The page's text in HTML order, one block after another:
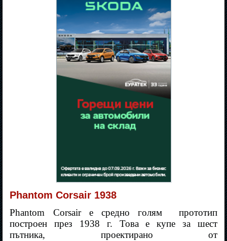
Phantom Corsair 1938
Phantom Corsair е средно голям
прототип
построен през 1938 г. Това е купе за шест
пътника, проектирано от